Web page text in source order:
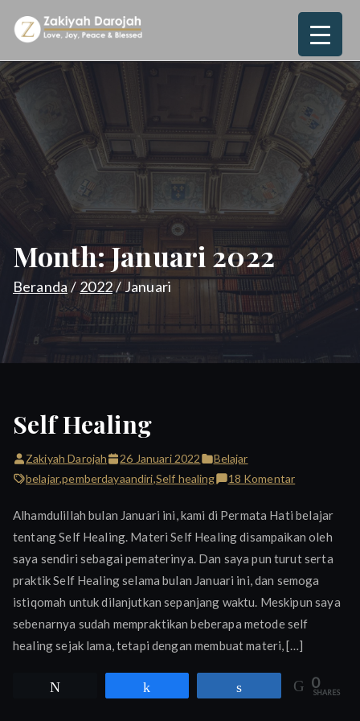
Zakiyah
Darojah
Month:Januari 2022
Beranda 2022 Januari
Self Healing
Zakiyah Darojah 26 Januari 2022
Belajar
belajar,pemberdayaandiri,Self healing 18 Komentarpada
Healing
Alhamdulillah bulan Januari ini, kami di Permata Hati belajar
tentang Self Healing. Materi Self Healing disampaikan oleh
saya sendiri sebagai pematerinya. Dan saya pun turut serta
praktik Self Healing selama bulan Januari ini, dan semoga
istiqomah untuk dilanjutkan sepanjang waktu. Meskipun saya
sebenarnya sudah mempraktikan beberapa metode self
healing sejak lama, tetapi dengan membuat materi, […]
0
SHARES